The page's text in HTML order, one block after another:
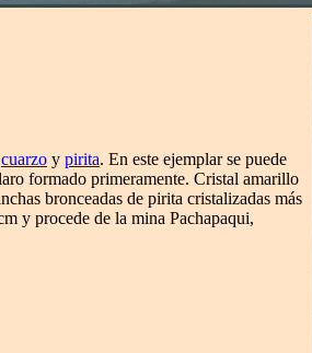
cuarzo y pirita. En este ejemplar se puede
formado primeramente. Cristal amarillo
bronceadas de pirita cristalizadas más
y procede de la mina Pachapaqui,